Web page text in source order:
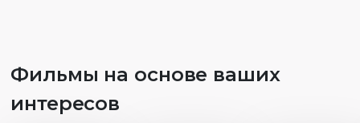
Фильмы на основе ваших
интересов